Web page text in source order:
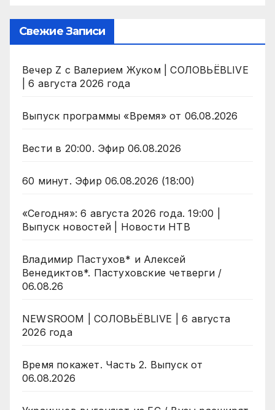
Свежие Записи
Вечер Z с Валерием Жуком | СОЛОВЬЁВLIVE
| 6 августа 2026 года
Выпуск программы «Время» от 06.08.2026
Вести в 20:00. Эфир 06.08.2026
60 минут. Эфир 06.08.2026 (18:00)
«Сегодня»: 6 августа 2026 года. 19:00 |
Выпуск новостей | Новости НТВ
Владимир Пастухов* и Алексей
Венедиктов*. Пастуховские четверги /
06.08.26
NEWSROOM | СОЛОВЬЁВLIVE | 6 августа
2026 года
Время покажет. Часть 2. Выпуск от
06.08.2026